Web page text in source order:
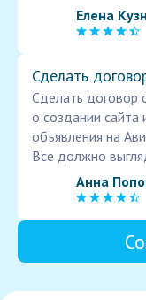
Елена
Сделать
Сделать договор
о создании сайта
объявления на
Все должно
Анна